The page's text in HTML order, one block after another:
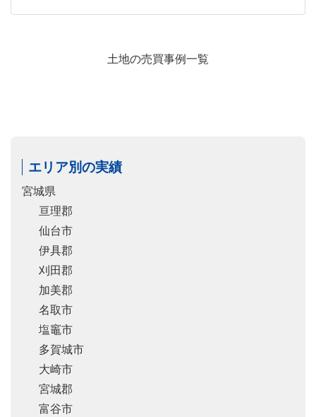
土地の売買事例一覧
エリア別の実績
宮城県
亘理郡
仙台市
伊具郡
刈田郡
加美郡
名取市
塩竈市
多賀城市
大崎市
宮城郡
富谷市